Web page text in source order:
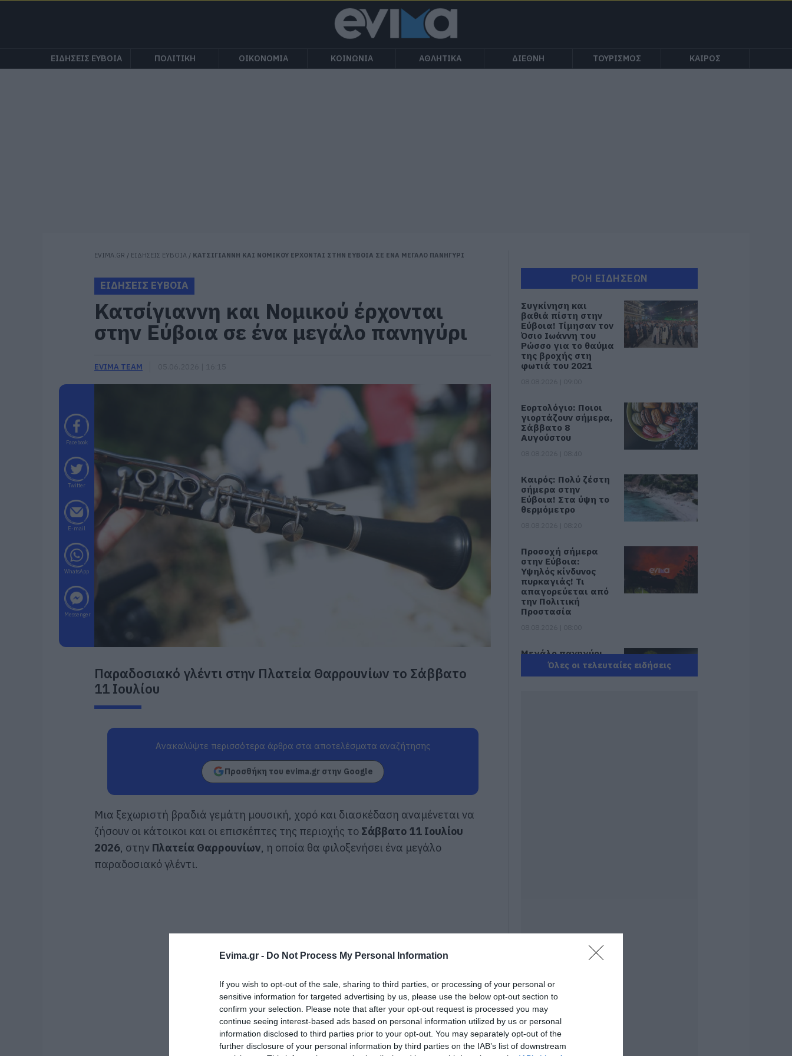
Evima.gr - Do Not Process My Personal Information
If you wish to opt-out of the sale, sharing to third parties, or processing of your personal or
sensitive information for targeted advertising by us, please use the below opt-out section to
confirm your selection. Please note that after your opt-out request is processed you may
continue seeing interest-based ads based on personal information utilized by us or personal
information disclosed to third parties prior to your opt-out. You may separately opt-out of the
further disclosure of your personal information by third parties on the IAB’s list of downstream
ΕΙΔΗΣΕΙΣ ΕΥΒΟΙΑ ΠΟΛΙΤΙΚΗ ΟΙΚΟΝΟΜΙΑ ΚΟΙΝΩΝΙΑ ΑΘΛΗΤΙΚΑ ΔΙΕΘΝΗ ΤΟΥΡΙΣΜΟΣ ΚΑΙΡΟΣ
EVIMA.GR / ΕΙΔΗΣΕΙΣ ΕΥΒΟΙΑ / ΚΑΤΣΙΓΙΑΝΝΗ ΚΑΙ ΝΟΜΙΚΟΥ ΕΡΧΟΝΤΑΙ ΣΤΗΝ ΕΥΒΟΙΑ ΣΕ ΕΝΑ ΜΕΓΑΛΟ ΠΑΝΗΓΥΡΙ
ΕΙΔΗΣΕΙΣ ΕΥΒΟΙΑ
Κατσίγιαννη και Νομικού έρχονται
στην Εύβοια σε ένα μεγάλο πανηγύρι
EVIMA TEAM
Facebook
Twitter
E-mail
WhatsApp
Messenger
Παραδοσιακό γλέντι στην Πλατεία Θαρρουνίων το Σάββατο
11 Ιουλίου
Ανακαλύψτε περισσότερα άρθρα στα αποτελέσματα αναζήτησης
Προσθήκη του evima.gr στην Google
Μια ξεχωριστή βραδιά γεμάτη μουσική, χορό και διασκέδαση αναμένεται να
ζήσουν οι κάτοικοι και οι επισκέπτες της περιοχής το Σάββατο 11 Ιουλίου
2026, στην Πλατεία Θαρρουνίων, η οποία θα φιλοξενήσει ένα μεγάλο
παραδοσιακό γλέντι.
ΡΟΗ ΕΙΔΗΣΕΩΝ
Συγκίνηση και
βαθιά πίστη στην
Εύβοια! Τίμησαν τον
Όσιο Ιωάννη του
Ρώσσο για το θαύμα
της βροχής στη
φωτιά του 2021
Εορτολόγιο: Ποιοι
γιορτάζουν σήμερα,
Σάββατο 8
Αυγούστου
Καιρός: Πολύ ζέστη
σήμερα στην
Εύβοια! Στα ύψη το
θερμόμετρο
Προσοχή σήμερα
στην Εύβοια:
Υψηλός κίνδυνος
πυρκαγιάς! Τι
απαγορεύεται από
την Πολιτική
Προστασία
Μεγάλο πανηγύρι
στην Εύβοια:
Πλημμύρισε με
Εύβοια: Γυναίκα
διαδικτυακής
απάτης – Πλήρωσε
για τρακτέρ που δεν
παρέλαβε
07.08.2026 | 21:20
Τραγωδία στην
Όλες οι τελευταίες ειδήσεις